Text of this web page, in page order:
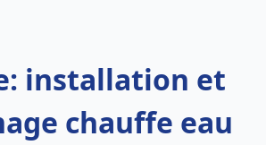
installation et
chauffe eau